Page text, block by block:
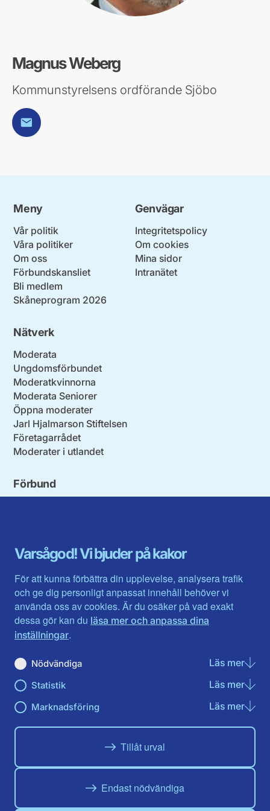
Varsågod! Vi bjuder på kakor
För att kunna förbättra din upplevelse, analysera trafik
och ge dig personligt anpassat innehåll behöver vi
använda oss av cookies. Är du osäker på vad exakt
dessa gör kan du läsa mer och anpassa dina
inställningar.
Nödvändiga Läs merom
Statistik Läs merom
Marknadsföring Läs merom
Tillåt urval
Endast nödvändiga
Magnus Weberg
Kommunstyrelsens ordförande Sjöbo
E-post
Meny
Vår politik
Våra politiker
Om oss
Förbundskansliet
Bli medlem
Skåneprogram 2026
Genvägar
Integritetspolicy
Om cookies
Mina sidor
Intranätet
Nätverk
Moderata
Ungdomsförbundet
Moderatkvinnorna
Moderata Seniorer
Öppna moderater
Jarl Hjalmarson Stiftelsen
Företagarrådet
Moderater i utlandet
Förbund
Gävleborg
Halland
Jämtlands län
Jönköpings län
Kalmar län
Kronobergs län
Norrbotten
Skåne län
Värmlands län
Västerbotten
Västra Götaland
Västernorrland
Västmanland
Örebro län
Östergötland
Du hittar oss här på sociala medier
Facebook
Instagram